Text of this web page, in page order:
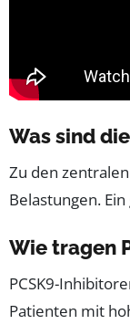
Was sind
Zu den
Belastungen.
Wie tragen
PCSK9-
Patienten mit